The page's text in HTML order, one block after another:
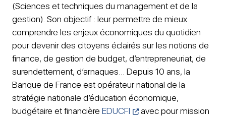
(Sciences et techniques du management et de la
gestion). Son objectif : leur permettre de mieux
comprendre les enjeux économiques du quotidien
pour devenir des citoyens éclairés sur les notions de
finance, de gestion de budget, d’entrepreneuriat, de
surendettement, d’arnaques… Depuis 10 ans, la
Banque de France est opérateur national de la
stratégie nationale d’éducation économique,
budgétaire et financière EDUCFI
avec pour mission